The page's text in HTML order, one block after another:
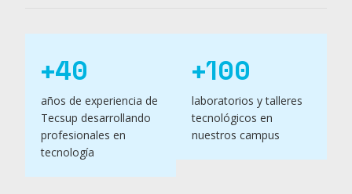
+40
años de experiencia de
Tecsup desarrollando
profesionales en
tecnología
+100
laboratorios y talleres
tecnológicos en
nuestros campus